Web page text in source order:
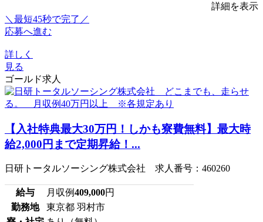
詳細を表示
＼最短45秒で完了／
応募へ進む
詳しく
見る
ゴールド求人
【入社特典最大30万円！しかも寮費無料】最大時
給2,000円まで定期昇給！...
日研トータルソーシング株式会社 求人番号：460260
給与 月収例409,000円
勤務地
東京都 羽村市